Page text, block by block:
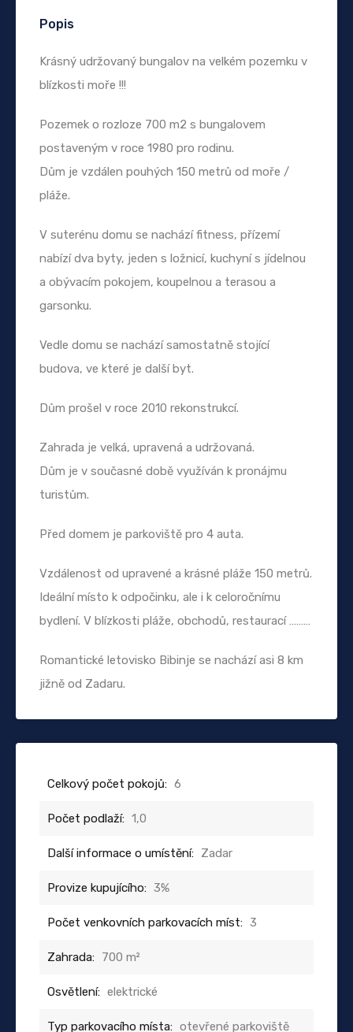
Popis
Krásný udržovaný bungalov na velkém pozemku v
blízkosti moře !!!
Pozemek o rozloze 700 m2 s bungalovem
postaveným v roce 1980 pro rodinu.
Dům je vzdálen pouhých 150 metrů od moře /
pláže.
V suterénu domu se nachází fitness, přízemí
nabízí dva byty, jeden s ložnicí, kuchyní s jídelnou
a obývacím pokojem, koupelnou a terasou a
garsonku.
Vedle domu se nachází samostatně stojící
budova, ve které je další byt.
Dům prošel v roce 2010 rekonstrukcí.
Zahrada je velká, upravená a udržovaná.
Dům je v současné době využíván k pronájmu
turistům.
Před domem je parkoviště pro 4 auta.
Vzdálenost od upravené a krásné pláže 150 metrů.
Ideální místo k odpočinku, ale i k celoročnímu
bydlení. V blízkosti pláže, obchodů, restaurací ………
Romantické letovisko Bibinje se nachází asi 8 km
jižně od Zadaru.
Celkový počet pokojů: 6
Počet podlaží: 1,0
Další informace o umístění: Zadar
Provize kupujícího: 3%
Počet venkovních parkovacích míst: 3
Zahrada: 700 m²
Osvětlení: elektrické
Typ parkovacího místa: otevřené parkoviště